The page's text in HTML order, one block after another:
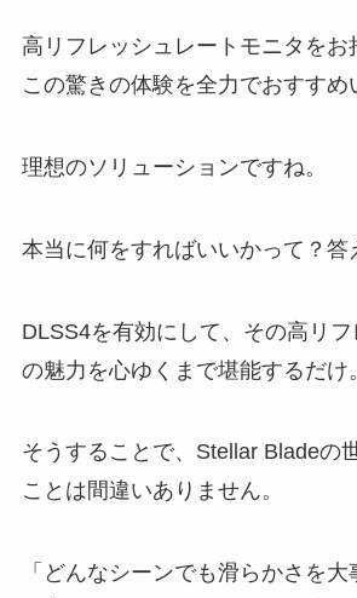
高リフレッシュレートモニタをお
この驚きの体験を全力でおすすめ
理想のソリューションですね。
本当に何をすればいいかって？答
DLSS4を有効にして、その高リフ
の魅力を心ゆくまで堪能するだけ。
そうすることで、Stellar Bladeの
ことは間違いありません。
「どんなシーンでも滑らかさを